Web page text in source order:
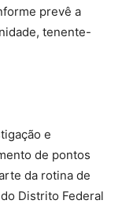
prevê a
tenente-
e
de pontos
da rotina de
Distrito Federal